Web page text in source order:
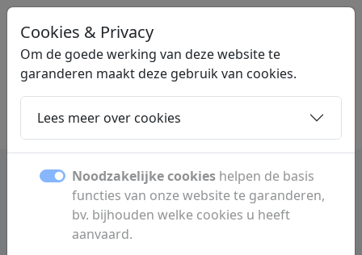
LINKGIGANT.BE
Home Dochters Contact
Bakkers en bakkerijen in
belgië ontdekken
Cookies & Privacy
Om de goede werking van deze website te
garanderen maakt deze gebruik van cookies.
Lees meer over cookies
Noodzakelijke cookies helpen de basis
functies van onze website te garanderen,
bv. bijhouden welke cookies u heeft
aanvaard.